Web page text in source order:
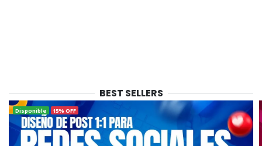
BEST SELLERS
Disponible 15% OFF